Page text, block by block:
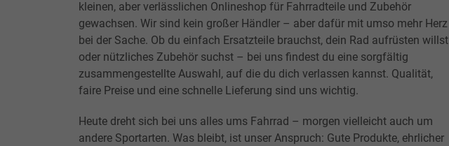
kleinen, aber verlässlichen Onlineshop für Fahrradteile und Zubehör
gewachsen. Wir sind kein großer Händler – aber dafür mit umso mehr Herz
bei der Sache. Ob du einfach Ersatzteile brauchst, dein Rad aufrüsten willst
oder nützliches Zubehör suchst – bei uns findest du eine sorgfältig
zusammengestellte Auswahl, auf die du dich verlassen kannst. Qualität,
faire Preise und eine schnelle Lieferung sind uns wichtig.
Heute dreht sich bei uns alles ums Fahrrad – morgen vielleicht auch um
andere Sportarten. Was bleibt, ist unser Anspruch: Gute Produkte, ehrlicher